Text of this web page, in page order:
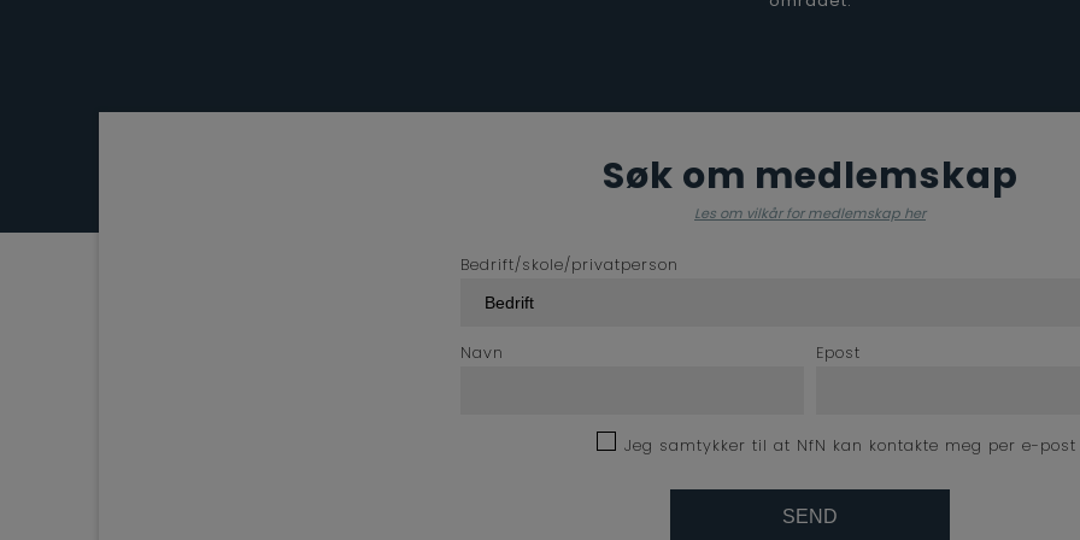
Søk om medlemskap
Les om vilkår for medlemskap her
Bedrift/skole/privatperson
Navn Epost
Jeg samtykker til at NfN kan kontakte meg per e-post